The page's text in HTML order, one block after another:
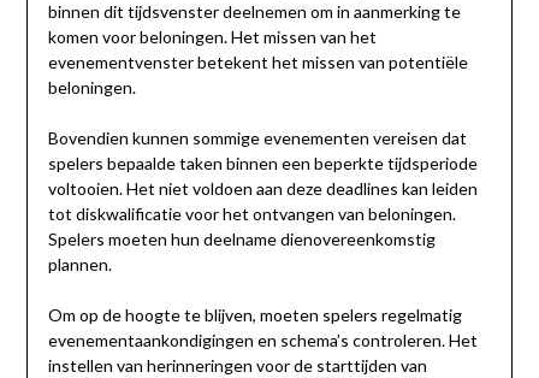
binnen dit tijdsvenster deelnemen om in aanmerking te
komen voor beloningen. Het missen van het
evenementvenster betekent het missen van potentiële
beloningen.
Bovendien kunnen sommige evenementen vereisen dat
spelers bepaalde taken binnen een beperkte tijdsperiode
voltooien. Het niet voldoen aan deze deadlines kan leiden
tot diskwalificatie voor het ontvangen van beloningen.
Spelers moeten hun deelname dienovereenkomstig
plannen.
Om op de hoogte te blijven, moeten spelers regelmatig
evenementaankondigingen en schema’s controleren. Het
instellen van herinneringen voor de starttijden van